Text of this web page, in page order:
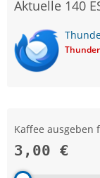
Aktuelle 140
Thunder
Kaffee ausgeben
3,00 €